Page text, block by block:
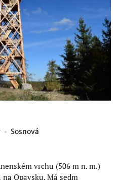
Sosnová
vrchu (506 m n. m.)
Opavsku. Má sedm